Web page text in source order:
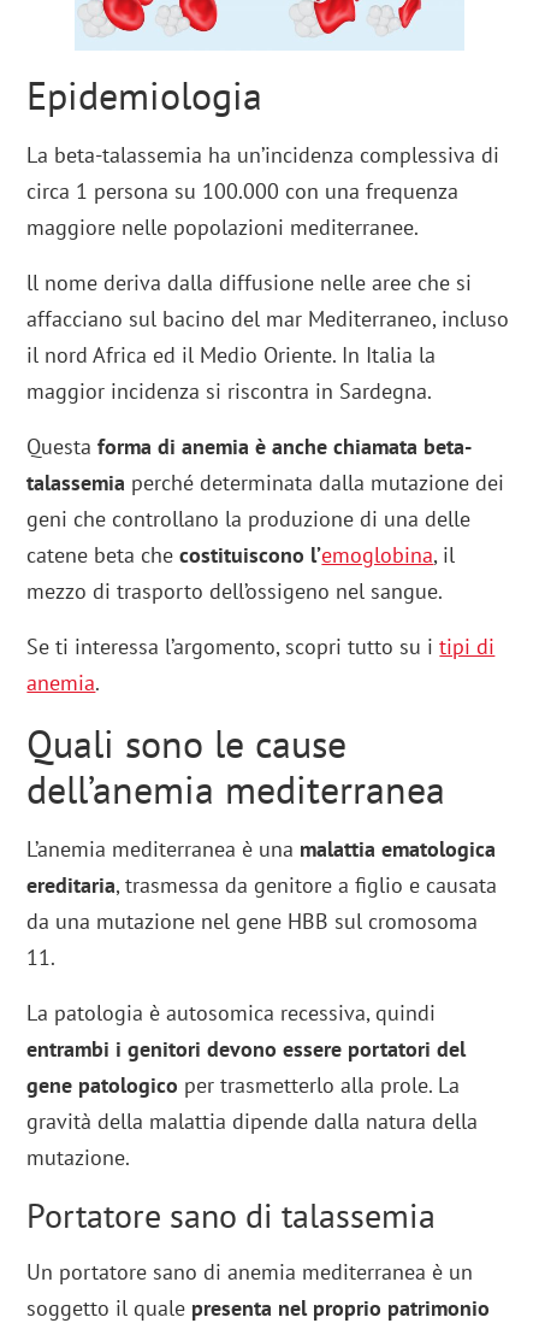
Epidemiologia
La beta-talassemia ha un’incidenza complessiva di
circa 1 persona su 100.000 con una frequenza
maggiore nelle popolazioni mediterranee.
ll nome deriva dalla diffusione nelle aree che si
affacciano sul bacino del mar Mediterraneo, incluso
il nord Africa ed il Medio Oriente. In Italia la
maggior incidenza si riscontra in Sardegna.
Questaforma di anemia è anche chiamata beta-
talassemia perché determinata dalla mutazione dei
geni che controllano la produzione di una delle
catene beta checostituiscono l’emoglobina, il
mezzo di trasporto dell’ossigeno nel sangue.
Se ti interessa l’argomento, scopri tutto su itipi di
anemia.
Quali sono le cause
dell’anemia mediterranea
L’anemia mediterranea è una malattia ematologica
ereditaria, trasmessa da genitore a figlio e causata
da una mutazione nel gene HBB sul cromosoma
11.
La patologia è autosomica recessiva, quindi
entrambi i genitori devono essere portatori del
gene patologico per trasmetterlo alla prole. La
gravità della malattia dipende dalla natura della
mutazione.
Portatore sano di talassemia
Un portatore sano di anemia mediterranea è un
soggetto il quale presenta nel proprio patrimonio